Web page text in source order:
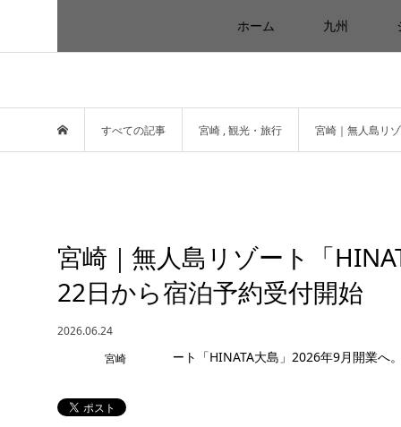
ホーム 九州
すべての記事 宮崎 ,観光・旅行 宮崎｜無人島リ
宮崎｜無人島リゾート「
22日から宿泊予約受付開始
2026.06.24
宮崎